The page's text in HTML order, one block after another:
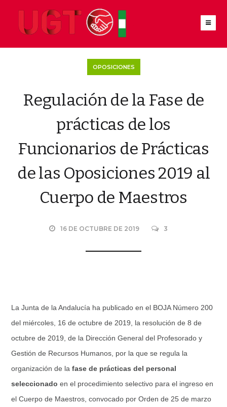
OPOSICIONES
Regulación de la Fase de
prácticas de los
Funcionarios de Prácticas
de las Oposiciones 2019 al
Cuerpo de Maestros
16 DE OCTUBRE DE 2019 3
La Junta de la Andalucía ha publicado en el BOJA Número 200
del miércoles, 16 de octubre de 2019, la resolución de 8 de
octubre de 2019, de la Dirección General del Profesorado y
Gestión de Recursos Humanos, por la que se regula la
organización de lafase de prácticas del personal
seleccionado en el procedimiento selectivo para el ingreso en
el Cuerpo de Maestros, convocado por Orden de 25 de marzo